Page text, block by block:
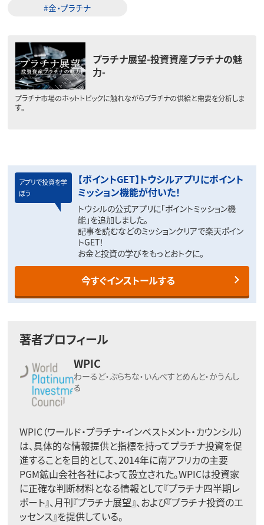
#金・プラチナ
プラチナ展望-投資資産プラチナの魅
力-
プラチナ市場のホットトピックに触れながらプラチナの供給と需要を分析しま
す。
アプリで投資を学
ぼう
【ポイントGET】トウシルアプリにポイント
ミッション機能が付いた！
トウシルの公式アプリに「ポイントミッション機
能」を追加しました。
記事を読むなどのミッションクリアで楽天ポイン
トGET！
お金と投資の学びをもっとおトクに。
今すぐインストールする
著者プロフィール
WPIC
わーるど・ぷらちな・いんべすとめんと・かうんし
る
WPIC（ワールド・プラチナ・インベストメント・カウンシル）
は、具体的な情報提供と指標を持ってプラチナ投資を促
進することを目的として、2014年に南アフリカの主要
PGM鉱山会社各社によって設立された。WPICは投資家
に正確な判断材料となる情報として『プラチナ四半期レ
ポート』、月刊『プラチナ展望』、および『プラチナ投資のエ
ッセンス』を提供している。